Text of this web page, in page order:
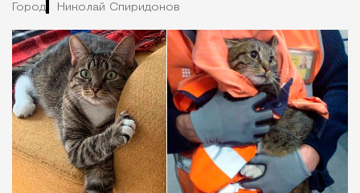
Город Николай Спиридонов